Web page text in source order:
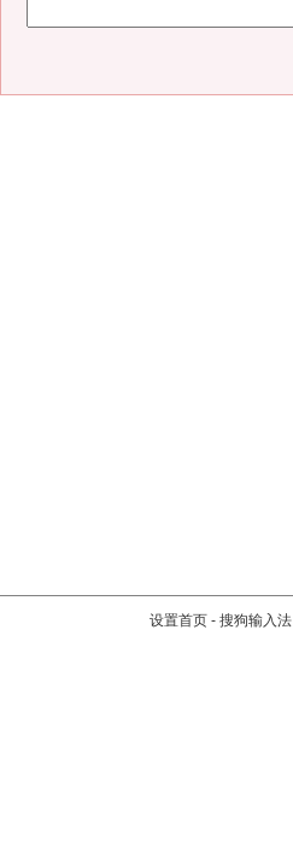
设置首页 - 搜狗输入法